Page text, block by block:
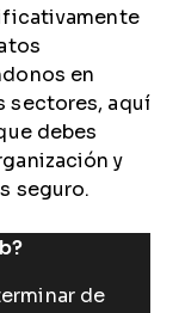
en
sectores, aquí
debes
y
seguro.
de